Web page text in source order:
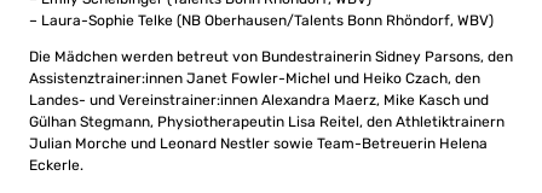
– Laura-Sophie Telke (NB Oberhausen/Talents Bonn Rhöndorf, WBV)
Die Mädchen werden betreut von Bundestrainerin Sidney Parsons, den
Assistenztrainer:innen Janet Fowler-Michel und Heiko Czach, den
Landes- und Vereinstrainer:innen Alexandra Maerz, Mike Kasch und
Gülhan Stegmann, Physiotherapeutin Lisa Reitel, den Athletiktrainern
Julian Morche und Leonard Nestler sowie Team-Betreuerin Helena
Eckerle.